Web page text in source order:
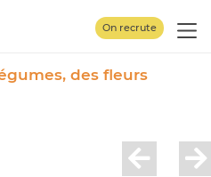
On recrute
des fleurs